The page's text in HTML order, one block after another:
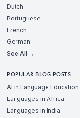
Dutch
Portuguese
French
German
See All →
POPULAR BLOG POSTS
AI in Language Education
Languages in Africa
Languages in India